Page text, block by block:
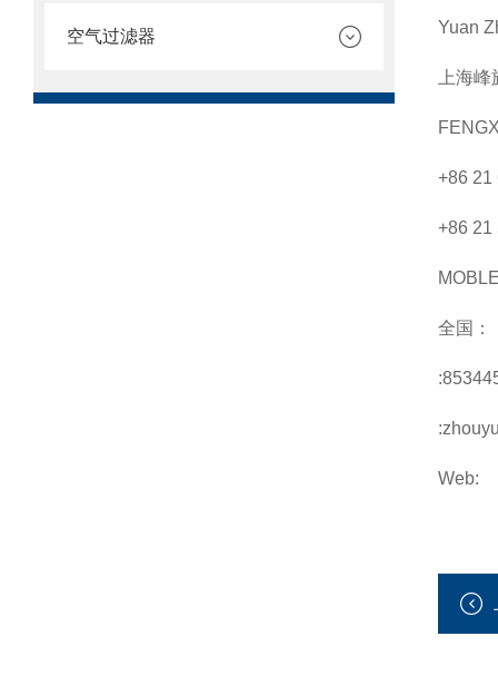
空气过滤器 Yuan
上海
+86 21
+86 21
全国：
Web: